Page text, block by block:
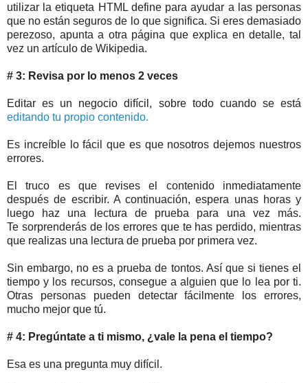
utilizar la etiqueta HTML define para ayudar a las personas
que no están seguros de lo que significa. Si eres demasiado
perezoso, apunta a otra página que explica en detalle, tal
vez un artículo de Wikipedia.
# 3: Revisa por lo menos 2 veces
Editar es un negocio difícil, sobre todo cuando se está
editando tu propio contenido.
Es increíble lo fácil que es que nosotros dejemos nuestros
errores.
El truco es que revises el contenido inmediatamente
después de escribir. A continuación, espera unas horas y
luego haz una lectura de prueba para una vez más.
Te sorprenderás de los errores que te has perdido, mientras
que realizas una lectura de prueba por primera vez.
Sin embargo, no es a prueba de tontos. Así que si tienes el
tiempo y los recursos, consegue a alguien que lo lea por ti.
Otras personas pueden detectar fácilmente los errores,
mucho mejor que tú.
# 4: Pregúntate a ti mismo, ¿vale la pena el tiempo?
Esa es una pregunta muy difícil.